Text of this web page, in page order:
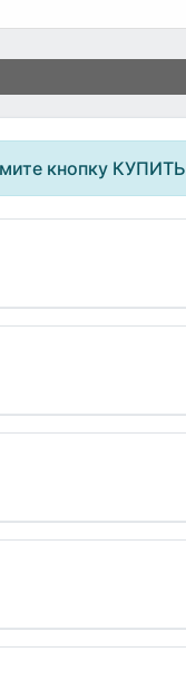
кнопку КУПИТЬ